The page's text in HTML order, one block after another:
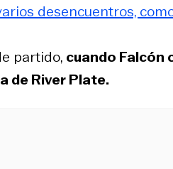
desencuentros,
partido, cuando Falcón
de River Plate.